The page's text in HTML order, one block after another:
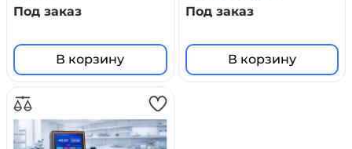
Под заказ
В корзину
Под заказ
В корзину